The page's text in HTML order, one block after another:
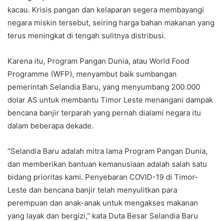
kacau. Krisis pangan dan kelaparan segera membayangi
negara miskin tersebut, seiring harga bahan makanan yang
terus meningkat di tengah sulitnya distribusi.
Karena itu, Program Pangan Dunia, atau World Food
Programme (WFP), menyambut baik sumbangan
pemerintah Selandia Baru, yang menyumbang 200.000
dolar AS untuk membantu Timor Leste menangani dampak
bencana banjir terparah yang pernah dialami negara itu
dalam beberapa dekade.
“Selandia Baru adalah mitra lama Program Pangan Dunia,
dan memberikan bantuan kemanusiaan adalah salah satu
bidang prioritas kami. Penyebaran COVID-19 di Timor-
Leste dan bencana banjir telah menyulitkan para
perempuan dan anak-anak untuk mengakses makanan
yang layak dan bergizi,” kata Duta Besar Selandia Baru